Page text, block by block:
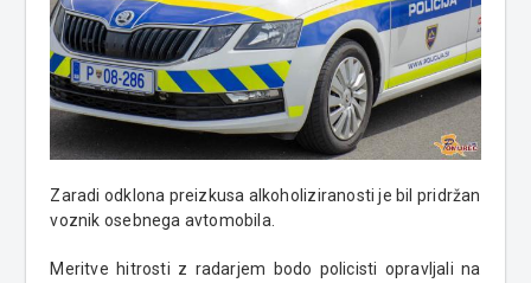
Zaradi odklona preizkusa alkoholiziranosti je bil pridržan
voznik osebnega avtomobila.
Meritve hitrosti z radarjem bodo policisti opravljali na